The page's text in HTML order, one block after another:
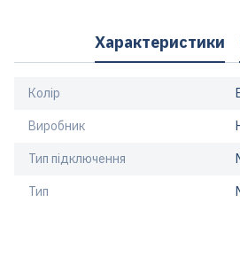
Характеристики
Колір
Виробник
Тип підключення
Тип